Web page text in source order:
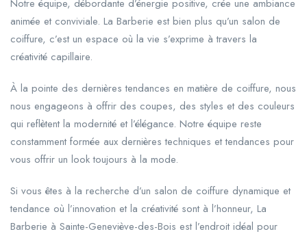
Notre équipe, débordante d’énergie positive, crée une ambiance
animée et conviviale. La Barberie est bien plus qu’un salon de
coiffure, c’est un espace où la vie s’exprime à travers la
créativité capillaire.
À la pointe des dernières tendances en matière de coiffure, nous
nous engageons à offrir des coupes, des styles et des couleurs
qui reflètent la modernité et l’élégance. Notre équipe reste
constamment formée aux dernières techniques et tendances pour
vous offrir un look toujours à la mode.
Si vous êtes à la recherche d’un salon de coiffure dynamique et
tendance où l’innovation et la créativité sont à l’honneur, La
Barberie à Sainte-Geneviève-des-Bois est l’endroit idéal pour